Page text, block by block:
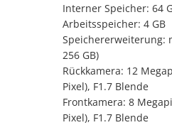
Interner Speicher: 64
Arbeitsspeicher: 4 GB
Speichererweiterung:
256 GB)
Rückkamera: 12
Pixel), F1.7 Blende
Frontkamera: 8
Pixel), F1.7 Blende